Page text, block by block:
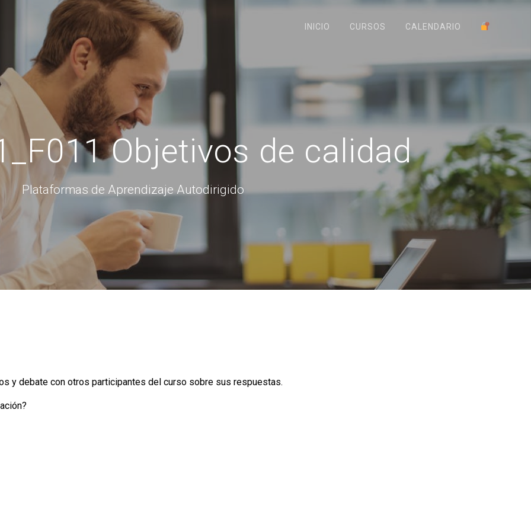
INICIO CURSOS CALENDARIO
Objetivos de calidad
Plataformas de Aprendizaje Autodirigido
y debate con otros participantes del curso sobre sus respuestas.